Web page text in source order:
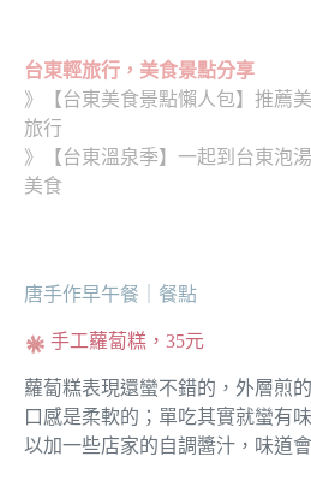
台東輕旅行，美食景點分享
》
【台東美食景點懶人包】推薦
旅行
》【 台東溫泉季】一起到台東泡
美食
唐手作早午餐｜餐點
手工蘿蔔糕，35元
蘿蔔糕表現還蠻不錯的，外層煎
口感是柔軟的；單吃其實就蠻有
以加一些店家的自調醬汁，味道